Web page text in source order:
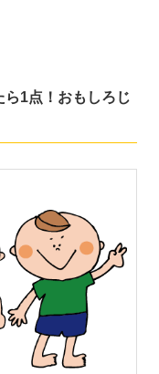
ら1点！おもしろじ